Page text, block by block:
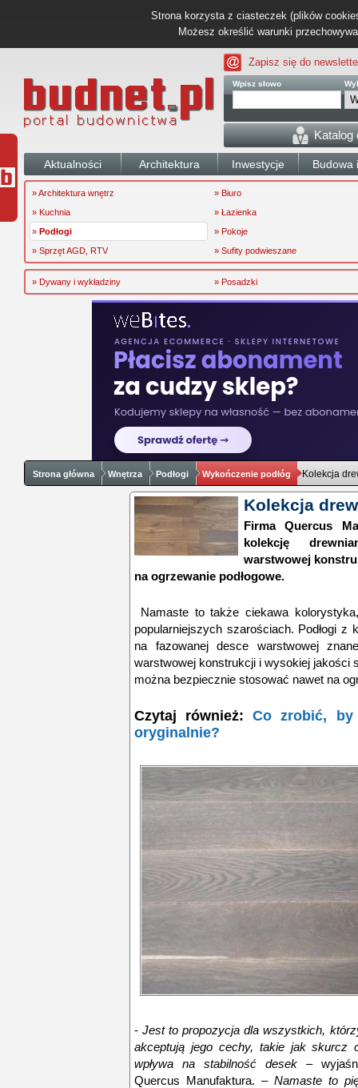
Strona korzysta z ciasteczek (plików
Możesz określić warunki
Zapisz się do
Wpisz słowo
Katalog
Aktualności Architektura Inwestycje Budowa
» Architektura wnętrz
» Biuro
» Kuchnia
» Łazienka
» Podłogi
» Pokoje
» Sprzęt AGD, RTV
» Sufity podwieszane
» Dywany i wykładziny » Posadzki
Strona główna Wnętrza Podłogi Wykończenie podłóg Kolekcja
Kolekcja
Firma Quercus
kolekcję
warstwowej
na ogrzewanie podłogowe.
Namaste to także ciekawa
popularniejszych szarościach. Podłogi z
na fazowanej desce warstwowej
warstwowej konstrukcji i wysokiej jakości
można bezpiecznie stosować nawet na
Czytaj również:Co zrobić, by
oryginalnie?
-Jest to propozycja dla wszystkich,
akceptują jego cechy, takie jak skurcz
wpływa na stabilność desek –
Quercus Manufaktura. – Namaste to